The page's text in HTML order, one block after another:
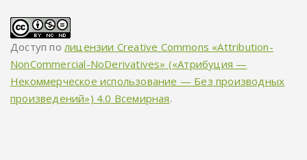
Доступ полицензии Creative Commons «Attribution-
NonCommercial-NoDerivatives» («Атрибуция —
Некоммерческое использование — Без производных
произведений») 4.0 Всемирная.